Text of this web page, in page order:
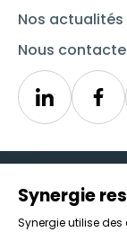
Nos actualités
Nous
Linkedin
Icône
Candidats